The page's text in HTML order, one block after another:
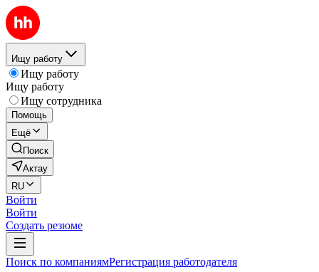
Ищу работу
Ищу работу
Ищу работу
Ищу сотрудника
Помощь
Ещё
Поиск
Актау
RU
Войти
Войти
Создать резюме
Поиск по компаниямРегистрация работодателя